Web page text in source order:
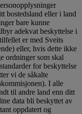
bostedsland eller i land
bare kunne
adekvat beskyttelse i
er med Sveits
eller, hvis dette ikke
ordninger som skal
for beskyttelse
vi de såkalte
I alle
til andre land enn ditt
data bli beskyttet av
oppdatert og